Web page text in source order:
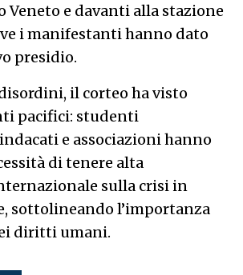
Veneto e davanti alla stazione
i manifestanti hanno dato
presidio.
il corteo ha visto
pacifici: studenti
e associazioni hanno
di tenere alta
sulla crisi in
sottolineando l’importanza
diritti umani.